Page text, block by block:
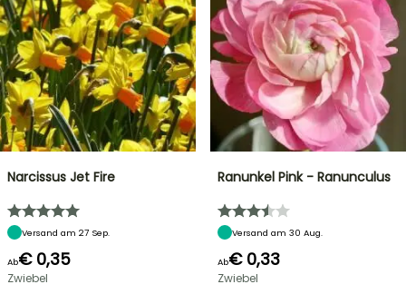
Narcissus Jet Fire
Versand am 27 Sep.
Ab€ 0,35
Zwiebel
Ranunkel Pink - Ranunculus
Versand am 30 Aug.
Ab€ 0,33
Zwiebel